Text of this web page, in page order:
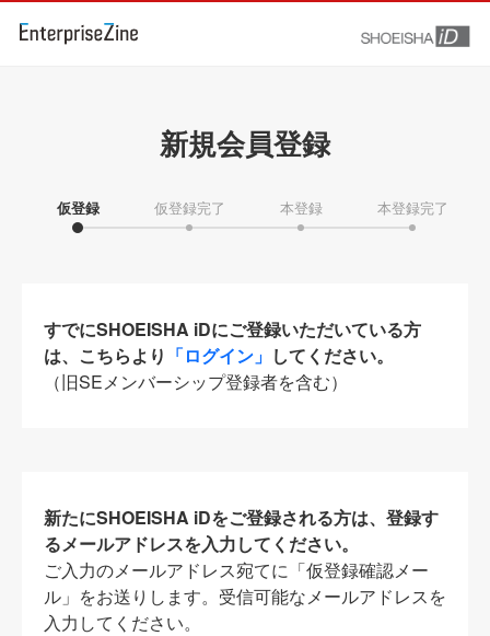
新規会員登録
仮登録 仮登録完了 本登録 本登録完了
すでにSHOEISHA iDにご登録いただいている方
は、こちらより 「ログイン」 してください。
（旧SEメンバーシップ登録者を含む）
新たにSHOEISHA iDをご登録される方は、登録す
るメールアドレスを入力してください。
ご入力のメールアドレス宛てに「仮登録確認メー
ル」をお送りします。受信可能なメールアドレスを
入力してください。